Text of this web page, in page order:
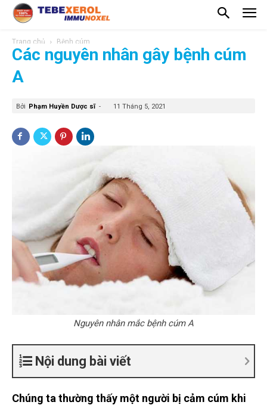
Trang chủ Bệnh cúm
Các nguyên nhân gây bệnh cúm
A
Bởi Phạm Huyền Dược sĩ - 11 Tháng 5, 2021
Nguyên nhân mắc bệnh cúm A
Nội dung bài viết
Chúng ta thường thấy một người bị cảm cúm khi